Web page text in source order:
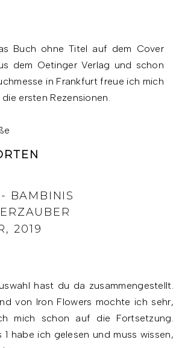
Buch ohne Titel auf dem Cover
dem Oetinger Verlag und schon
in Frankfurt freue ich mich
ersten Rezensionen.
BAMBINIS
2019
hast du da zusammengestellt.
von Iron Flowers mochte ich sehr,
mich schon auf die Fortsetzung.
1 habe ich gelesen und muss wissen,